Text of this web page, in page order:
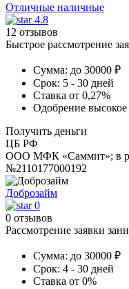
Отличные наличные
4.8
12 отзывов
Быстрое рассмотрение
Сумма: до 30000 ₽
Срок: 5 - 30 дней
Ставка от 0,27%
Одобрение высокое
Получить деньги
ЦБ РФ
ООО МФК «Саммит»; в
№2110177000192
Доброзайм
0
0 отзывов
Рассмотрение заявки
Сумма: до 30000 ₽
Срок: 4 - 30 дней
Ставка от 0%